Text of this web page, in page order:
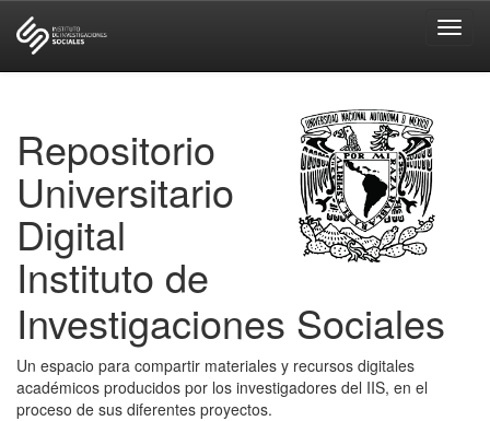
Repositorio
Universitario
Digital
Instituto de
Investigaciones Sociales
Un espacio para compartir materiales y recursos digitales
académicos producidos por los investigadores del IIS, en el
proceso de sus diferentes proyectos.